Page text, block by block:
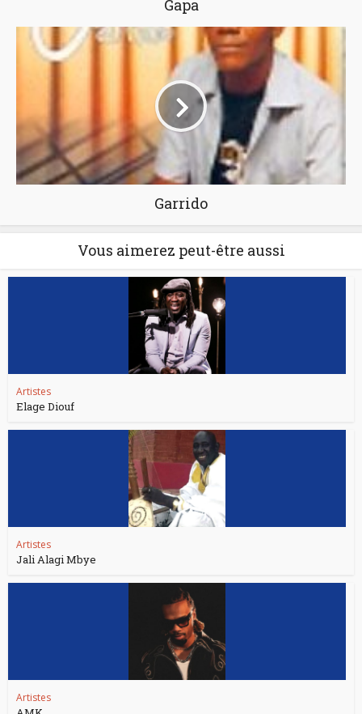
Gapa
Garrido
Vous aimerez peut-être aussi
Artistes
Elage Diouf
Artistes
Jali Alagi Mbye
Artistes